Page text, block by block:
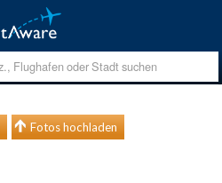
Fotos hochladen